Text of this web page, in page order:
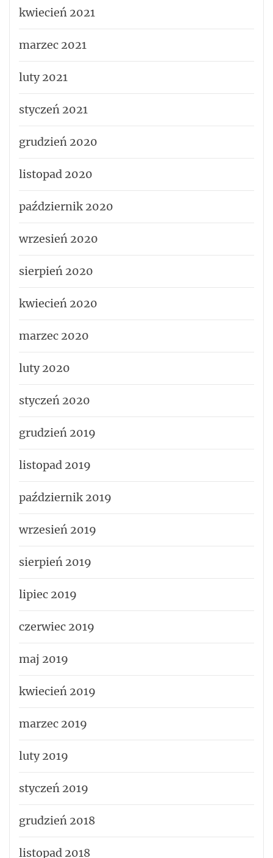
kwiecień 2021
marzec 2021
luty 2021
styczeń 2021
grudzień 2020
listopad 2020
październik 2020
wrzesień 2020
sierpień 2020
kwiecień 2020
marzec 2020
luty 2020
styczeń 2020
grudzień 2019
listopad 2019
październik 2019
wrzesień 2019
sierpień 2019
lipiec 2019
czerwiec 2019
maj 2019
kwiecień 2019
marzec 2019
luty 2019
styczeń 2019
grudzień 2018
listopad 2018